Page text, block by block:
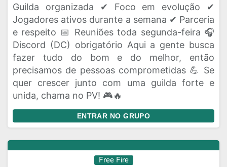
Guilda organizada ✔ Foco em evolução ✔
Jogadores ativos durante a semana ✔ Parceria
e respeito 📅 Reuniões toda segunda-feira 🎧
Discord (DC) obrigatório Aqui a gente busca
fazer tudo do bom e do melhor, então
precisamos de pessoas comprometidas 💪 Se
quer crescer junto com uma guilda forte e
unida, chama no PV! 🎮🔥
ENTRAR NO GRUPO
Free Fire